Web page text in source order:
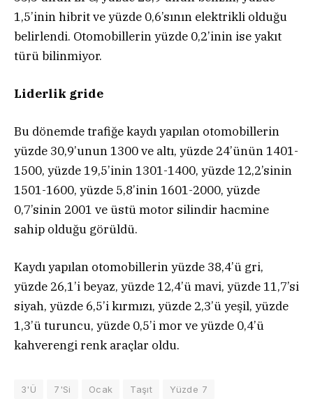
1,5’inin hibrit ve yüzde 0,6’sının elektrikli olduğu
belirlendi. Otomobillerin yüzde 0,2’inin ise yakıt
türü bilinmiyor.
Liderlik gride
Bu dönemde trafiğe kaydı yapılan otomobillerin
yüzde 30,9’unun 1300 ve altı, yüzde 24’ünün 1401-
1500, yüzde 19,5’inin 1301-1400, yüzde 12,2’sinin
1501-1600, yüzde 5,8’inin 1601-2000, yüzde
0,7’sinin 2001 ve üstü motor silindir hacmine
sahip olduğu görüldü.
Kaydı yapılan otomobillerin yüzde 38,4’ü gri,
yüzde 26,1’i beyaz, yüzde 12,4’ü mavi, yüzde 11,7’si
siyah, yüzde 6,5’i kırmızı, yüzde 2,3’ü yeşil, yüzde
1,3’ü turuncu, yüzde 0,5’i mor ve yüzde 0,4’ü
kahverengi renk araçlar oldu.
3'Ü 7'Si Ocak Taşıt Yüzde 7